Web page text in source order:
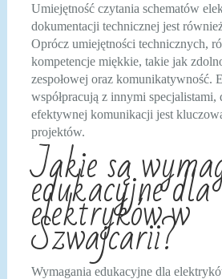
Umiejętność czytania schematów
dokumentacji technicznej jest
Oprócz umiejętności technicznych,
kompetencje miękkie, takie jak
zespołowej oraz komunikatywność.
współpracują z innymi specjalistami,
efektywnej komunikacji jest
projektów.
Jakie są
edukacyjne dla
elektryków w
Szwajcarii?
Wymagania edukacyjne dla